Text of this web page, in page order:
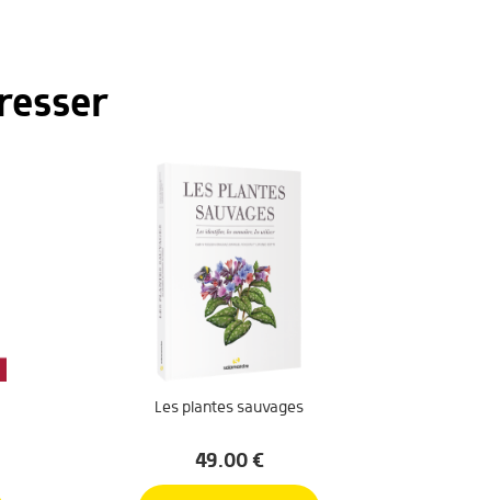
Les plantes sauvages
49.00€